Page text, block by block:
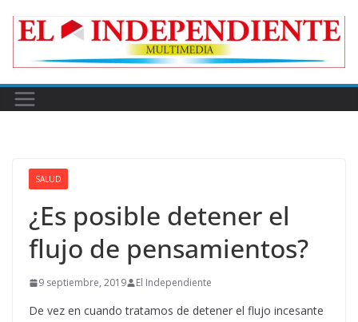
SALUD
¿Es posible detener el
flujo de pensamientos?
9 septiembre, 2019 El Independiente
De vez en cuando tratamos de detener el flujo incesante